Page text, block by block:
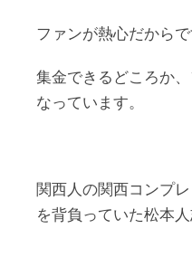
ファンが熱心だからで
集金できるどころか
なっています。
関西人の関西コンプ
を背負っていた松本